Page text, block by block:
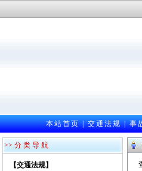
本站首页|交通法规|事
>> 分 类 导 航
【交通法规】